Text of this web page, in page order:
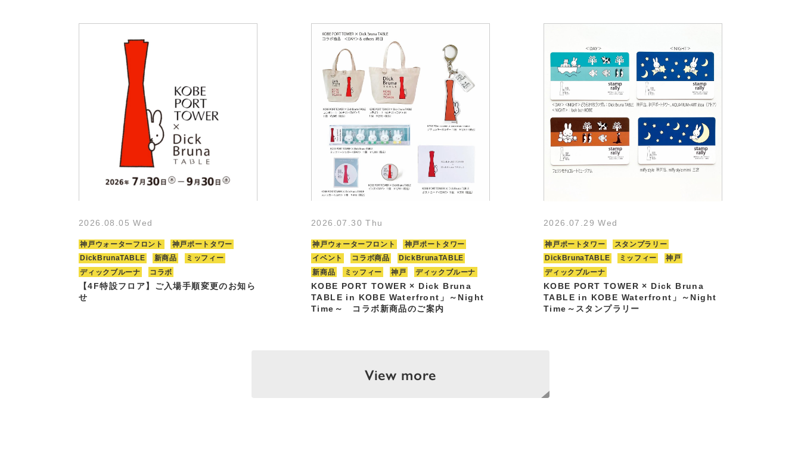
2026.08.05 Wed
神戸ウォーターフロント
神戸ポートタワー
DickBrunaTABLE
新商品
ミッフィー
ディックブルーナ
コラボ
【4F特設フロア】ご入場手順変更のお知ら
せ
2026.07.30 Thu
神戸ウォーターフロント
神戸ポートタワー
イベント
コラボ商品
DickBrunaTABLE
新商品
ミッフィー 神戸 ディックブルーナ
KOBE PORT TOWER × Dick Bruna
TABLE in KOBE Waterfront」～Night
Time～ コラボ新商品のご案内
2026.07.29 Wed
神戸ポートタワー
スタンプラリー
DickBrunaTABLE
ミッフィー
神戸
ディックブルーナ
KOBE PORT TOWER × Dick Bruna
TABLE in KOBE Waterfront」～Night
Time～スタンプラリー
View more